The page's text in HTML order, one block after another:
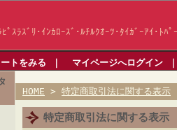
ﾟｽﾗｽﾞﾘ･ｲﾝｶﾛｰｽﾞ･ﾙﾁﾙｸｵｰﾂ･ﾀｲｶﾞｰｱｲ･ﾄ
トをみる マイページへログイン
HOME > 特定商取引法に関する表示
特定商取引法に関する表示